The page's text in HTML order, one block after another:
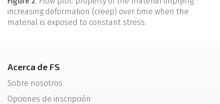
increasing deformation (creep) over time when the
material is exposed to constant stress.
Acerca de FS
Sobre nosotros
Opciones de inscripción